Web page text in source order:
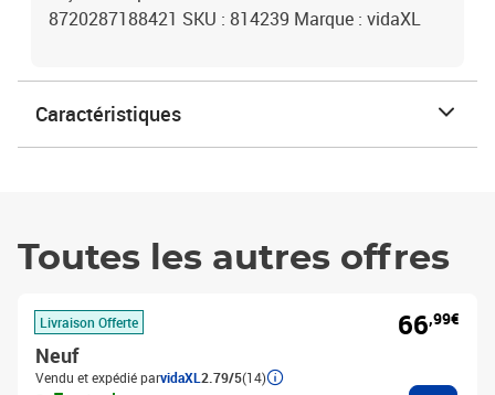
8720287188421 SKU : 814239 Marque : vidaXL
Caractéristiques
Toutes les autres offres
Livraison Offerte
Neuf
Vendu et expédié parvidaXL 2.79/5(14)
66,99€